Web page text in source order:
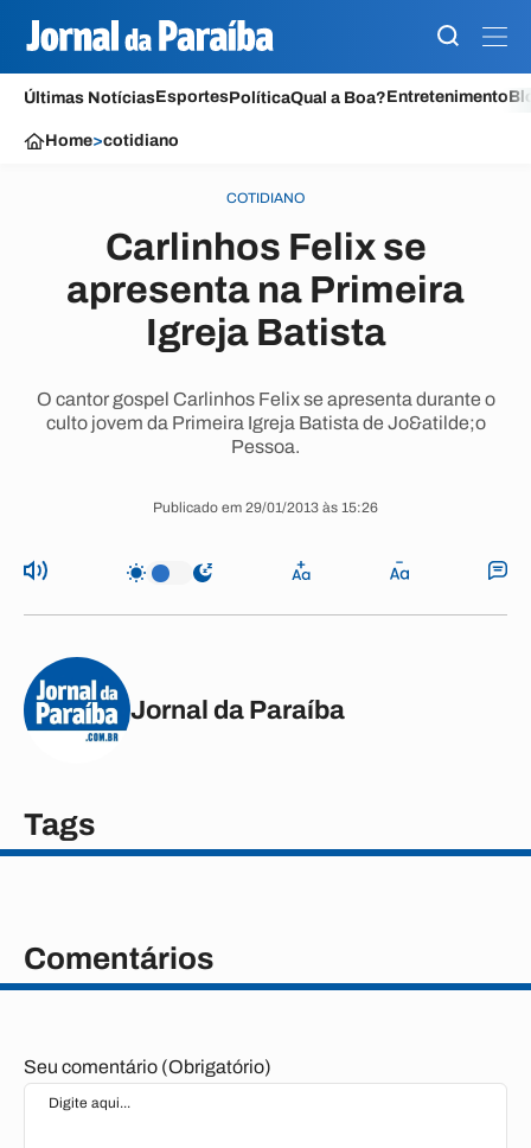
Últimas NotíciasEsportesPolíticaQual a Boa?Entretenimento
Home>cotidiano
COTIDIANO
Carlinhos Felix se
apresenta na Primeira
Igreja Batista
O cantor gospel Carlinhos Felix se apresenta durante o
culto jovem da Primeira Igreja Batista de Jo&atilde;o
Pessoa.
Publicado em 29/01/2013 às 15:26
Jornal da Paraíba
Tags
Comentários
Seu comentário (Obrigatório)